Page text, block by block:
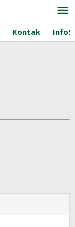
Kontak